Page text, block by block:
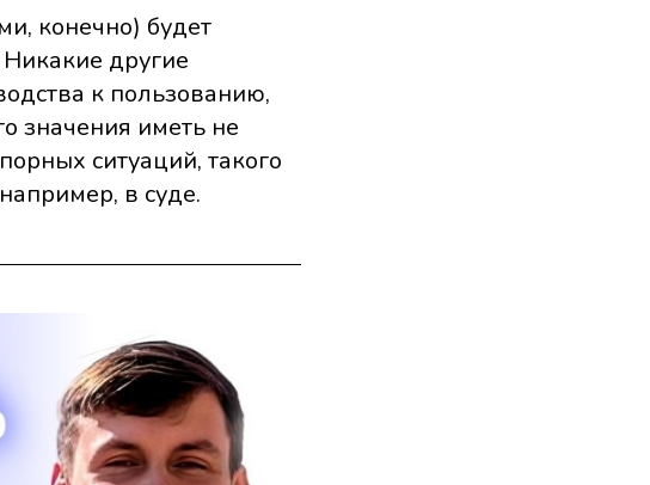
конечно) будет
другие
к пользованию,
значения иметь не
ситуаций, такого
в суде.